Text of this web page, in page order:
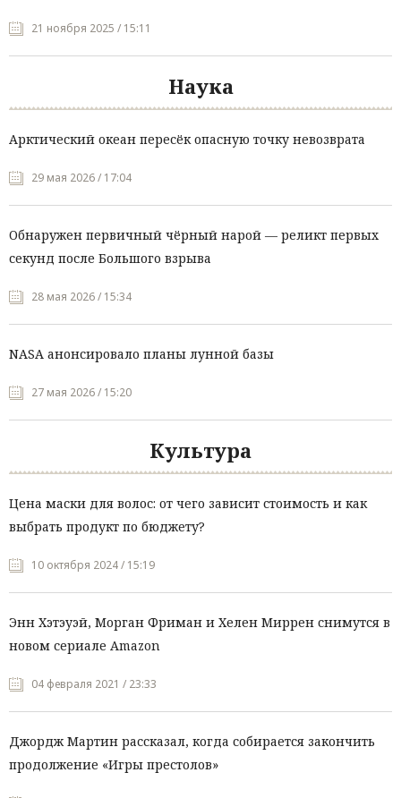
21 ноября 2025 / 15:11
Наука
Арктический океан пересёк опасную точку невозврата
29 мая 2026 / 17:04
Обнаружен первичный чёрный нарой — реликт первых
секунд после Большого взрыва
28 мая 2026 / 15:34
NASA анонсировало планы лунной базы
27 мая 2026 / 15:20
Культура
Цена маски для волос: от чего зависит стоимость и как
выбрать продукт по бюджету?
10 октября 2024 / 15:19
Энн Хэтэуэй, Морган Фриман и Хелен Миррен снимутся в
новом сериале Amazon
04 февраля 2021 / 23:33
Джордж Мартин рассказал, когда собирается закончить
продолжение «Игры престолов»